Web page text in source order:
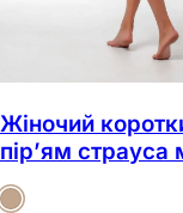
Жіночий
пір’ям страуса